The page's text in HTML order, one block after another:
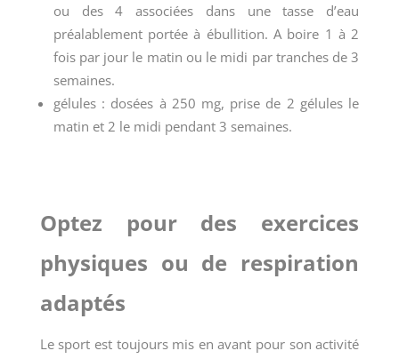
ou des 4 associées dans une tasse d’eau
préalablement portée à ébullition. A boire 1 à 2
fois par jour le matin ou le midi par tranches de 3
semaines.
gélules : dosées à 250 mg, prise de 2 gélules le
matin et 2 le midi pendant 3 semaines.
Optez pour des exercices
physiques ou de respiration
adaptés
Le sport est toujours mis en avant pour son activité